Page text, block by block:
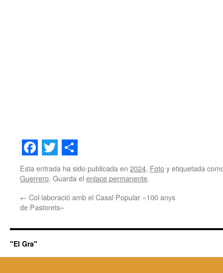
Facebook
Twitter
Share
Esta entrada ha sido publicada en 2024, Fotoy etiquetada
Guerrero. Guarda el enlace permanente.
← Col·laboració amb el Casal Popular «100 anys
de Pastorets»
"El Gra"